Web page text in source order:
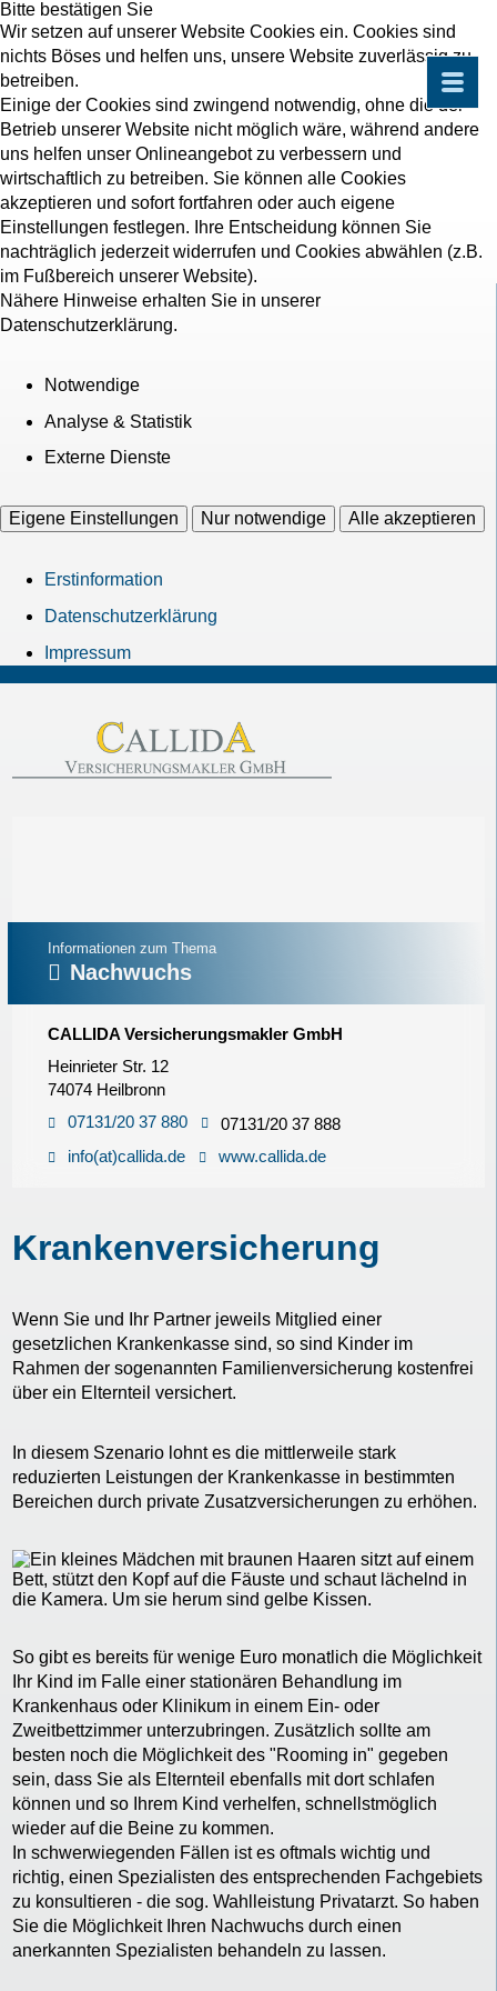
Bitte bestätigen Sie
Wir setzen auf unserer Website Cookies ein. Cookies sind
nichts Böses und helfen uns, unsere Website zuverlässig zu
betreiben.
Einige der Cookies sind zwingend notwendig, ohne die der
Betrieb unserer Website nicht möglich wäre, während andere
uns helfen unser Onlineangebot zu verbessern und
wirtschaftlich zu betreiben. Sie können alle Cookies
akzeptieren und sofort fortfahren oder auch eigene
Einstellungen festlegen. Ihre Entscheidung können Sie
nachträglich jederzeit widerrufen und Cookies abwählen (z.B.
im Fußbereich unserer Website).
Nähere Hinweise erhalten Sie in unserer
Datenschutzerklärung.
Notwendige
Analyse & Statistik
Externe Dienste
Eigene Einstellungen Nur notwendige Alle akzeptieren
Erstinformation
Datenschutzerklärung
Impressum
Informationen zum Thema
Nachwuchs
CALLIDA Versicherungsmakler GmbH
Heinrieter Str. 12
74074 Heilbronn
07131/20 37 880
07131/20 37 888
info(at)callida.de
www.callida.de
Krankenversicherung
Wenn Sie und Ihr Partner jeweils Mitglied einer
gesetzlichen Krankenkasse sind, so sind Kinder im
Rahmen der sogenannten Familienversicherung kostenfrei
über ein Elternteil versichert.
In diesem Szenario lohnt es die mittlerweile stark
reduzierten Leistungen der Krankenkasse in bestimmten
Bereichen durch private Zusatzversicherungen zu erhöhen.
So gibt es bereits für wenige Euro monatlich die Möglichkeit
Ihr Kind im Falle einer stationären Behandlung im
Krankenhaus oder Klinikum in einem Ein- oder
Zweitbettzimmer unterzubringen. Zusätzlich sollte am
besten noch die Möglichkeit des "Rooming in" gegeben
sein, dass Sie als Elternteil ebenfalls mit dort schlafen
können und so Ihrem Kind verhelfen, schnellstmöglich
wieder auf die Beine zu kommen.
In schwerwiegenden Fällen ist es oftmals wichtig und
richtig, einen Spezialisten des entsprechenden Fachgebiets
zu konsultieren - die sog. Wahlleistung Privatarzt. So haben
Sie die Möglichkeit Ihren Nachwuchs durch einen
anerkannten Spezialisten behandeln zu lassen.